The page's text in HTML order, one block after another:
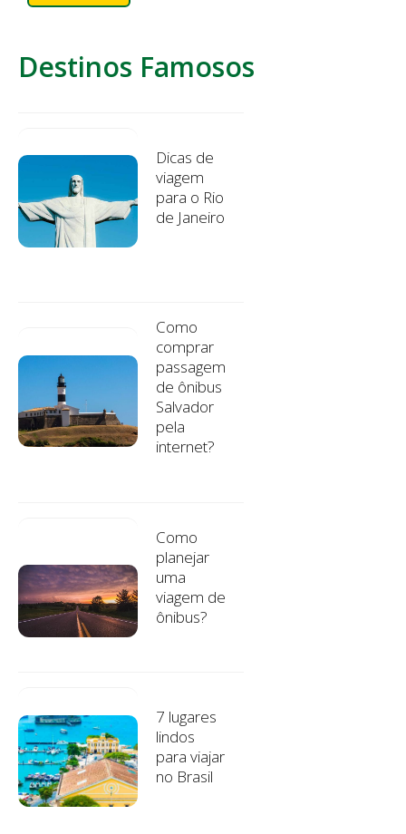
Destinos Famosos
Dicas de
viagem
para o Rio
de Janeiro
Como
comprar
passagem
de ônibus
Salvador
pela
internet?
Como
planejar
uma
viagem de
ônibus?
7 lugares
lindos
para viajar
no Brasil